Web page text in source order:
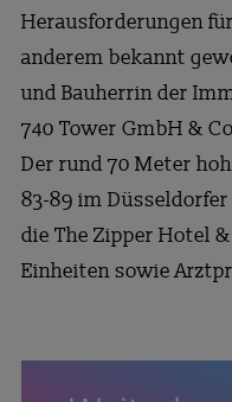
Herausforderungen
anderem bekannt
und Bauherrin der
740 Tower GmbH &
Der rund 70 Meter
83-89 im
die The Zipper Hotel
Einheiten sowie